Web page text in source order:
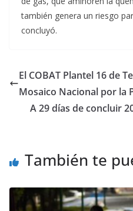
también genera un riesgo
concluyó.
El COBAT Plantel 16 de
Mosaico Nacional por la
A 29 días de concluir
También te